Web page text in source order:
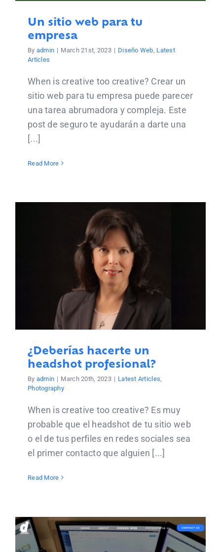
Un sitio web para tu
empresa
By admin | March 21st, 2023 | Diseño Web Latest
Articles
When is creative too creative? Crear un
sitio web para tu empresa puede parecer
una tarea abrumadora y compleja. Este
post de seguro te ayudarán a darte una
[...]
Read More
¿Deberías hacerte un
headshot profesional?
By admin | March 20th, 2023 | Latest Articles
Photography
When is creative too creative? Es muy
probable que el headshot de tu sitio web
o el de tus perfiles en redes sociales sea
el primer contacto que alguien [...]
Read More